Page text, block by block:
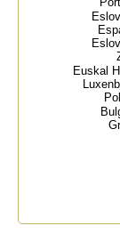
Euskal